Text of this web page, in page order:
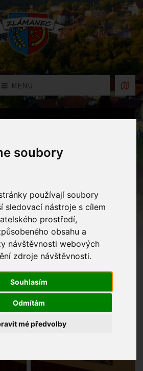
soubory
používají soubory
sledovací nástroje s cílem
prostředí,
obsahu a
návštěvnosti webových
zdroje návštěvnosti.
Souhlasím
Odmítám
mé předvolby
MENU
Setkání s důchodci